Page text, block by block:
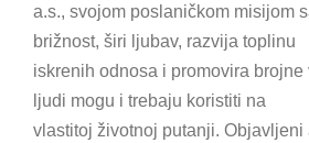
a.s., svojom poslaničkom misijom
brižnost, širi ljubav, razvija toplinu
iskrenih odnosa i promovira
ljudi mogu i trebaju koristiti na
vlastitoj životnoj putanji.